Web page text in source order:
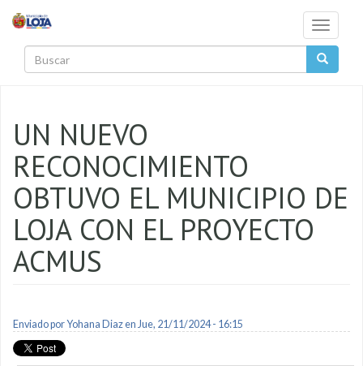
Toggle
UN NUEVO
RECONOCIMIENTO
OBTUVO EL MUNICIPIO DE
LOJA CON EL PROYECTO
ACMUS
Enviado porYohana Diazen Jue, 21/11/2024 - 16:15